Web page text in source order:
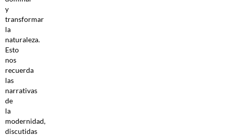
y
transformar
la
naturaleza.
Esto
nos
recuerda
las
narrativas
de
la
modernidad,
discutidas